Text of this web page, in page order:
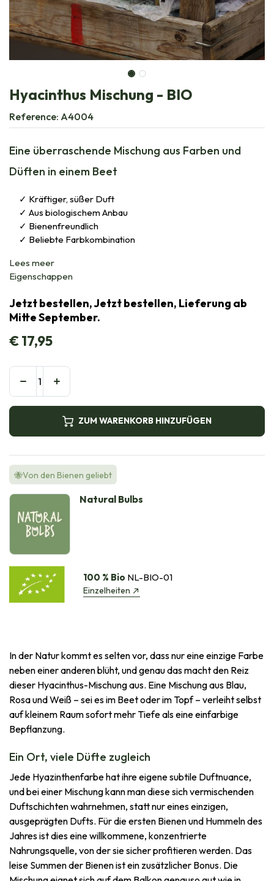
Hyacinthus Mischung - BIO
Reference: A4004
Eine überraschende Mischung aus Farben und
Düften in einem Beet
Kräftiger, süßer Duft
Aus biologischem Anbau
Bienenfreundlich
Beliebte Farbkombination
Lees meer
Eigenschappen
Jetzt bestellen, Jetzt bestellen, Lieferung ab
Mitte September.
€17,95
ZUM WARENKORB HINZUFÜGEN
🐝Von den Bienen geliebt
Natural Bulbs
100 % Bio NL-BIO-01
Einzelheiten
In der Natur kommt es selten vor, dass nur eine einzige Farbe
neben einer anderen blüht, und genau das macht den Reiz
dieser Hyacinthus-Mischung aus. Eine Mischung aus Blau,
Rosa und Weiß – sei es im Beet oder im Topf – verleiht selbst
auf kleinem Raum sofort mehr Tiefe als eine einfarbige
Bepflanzung.
Ein Ort, viele Düfte zugleich
Jede Hyazinthenfarbe hat ihre eigene subtile Duftnuance,
und bei einer Mischung kann man diese sich vermischenden
Duftschichten wahrnehmen, statt nur eines einzigen,
ausgeprägten Dufts. Für die ersten Bienen und Hummeln des
Jahres ist dies eine willkommene, konzentrierte
Nahrungsquelle, von der sie sicher profitieren werden. Das
leise Summen der Bienen ist ein zusätzlicher Bonus. Die